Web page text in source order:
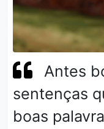
Antes
sentenças
boas